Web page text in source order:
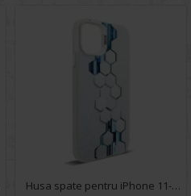
Husa spate pentru iPhone 11- Bozo case Alb